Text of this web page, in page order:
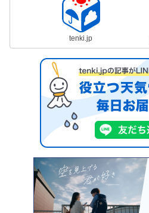
tenki.jp